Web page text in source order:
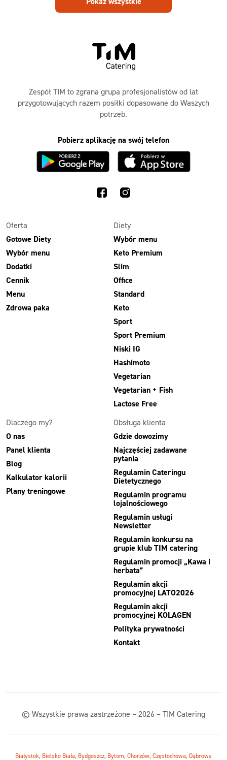
Ruda
Zalesie
Zespół TIM to zgrana grupa profesjonalistów od lat
przygotowujących razem posiłki dopasowane do Waszych
potrzeb.
Pobierz aplikację na swój telefon
Oferta
Gotowe Diety
Wybór menu
Dodatki
Cennik
Menu
Zdrowa paka
Diety
Wybór menu
Keto Premium
Slim
Office
Standard
Keto
Sport
Sport Premium
Niski IG
Hashimoto
Vegetarian
Vegetarian + Fish
Lactose Free
Dlaczego my?
O nas
Panel klienta
Blog
Kalkulator kalorii
Plany treningowe
Obsługa klienta
Gdzie dowozimy
Najczęściej zadawane
pytania
Regulamin Cateringu
Dietetycznego
Regulamin programu
lojalnościowego
Regulamin usługi
Newsletter
Regulamin konkursu na
grupie klub TIM catering
Regulamin promocji „Kawa i
herbata”
Regulamin akcji
promocyjnej LATO2026
Regulamin akcji
promocyjnej KOLAGEN
Polityka prywatności
Kontakt
© Wszystkie prawa zastrzeżone – 2026 – TIM Catering
Białystok, Bielsko Biała, Bydgoszcz, Bytom, Chorzów, Częstochowa, Dąbrowa